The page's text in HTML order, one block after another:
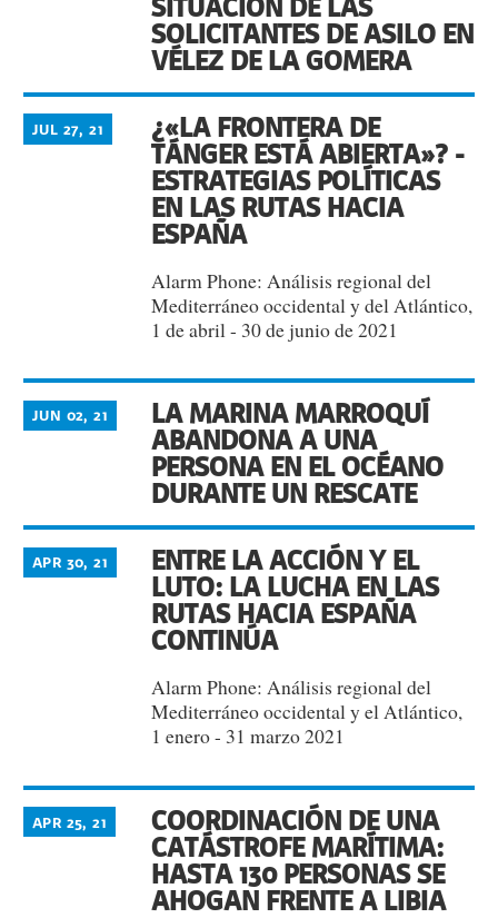
SITUACIÓN DE LAS
SOLICITANTES DE ASILO EN
VÉLEZ DE LA GOMERA
¿«LA FRONTERA DE
TÁNGER ESTÁ ABIERTA»? -
ESTRATEGIAS POLÍTICAS
EN LAS RUTAS HACIA
ESPAÑA
JUL 27, 21
Alarm Phone: Análisis regional del
Mediterráneo occidental y del Atlántico,
1 de abril - 30 de junio de 2021
LA MARINA MARROQUÍ
ABANDONA A UNA
PERSONA EN EL OCÉANO
DURANTE UN RESCATE
JUN 02, 21
ENTRE LA ACCIÓN Y EL
LUTO: LA LUCHA EN LAS
RUTAS HACIA ESPAÑA
CONTINÚA
APR 30, 21
Alarm Phone: Análisis regional del
Mediterráneo occidental y el Atlántico,
1 enero - 31 marzo 2021
COORDINACIÓN DE UNA
CATÁSTROFE MARÍTIMA:
HASTA 130 PERSONAS SE
AHOGAN FRENTE A LIBIA
APR 25, 21